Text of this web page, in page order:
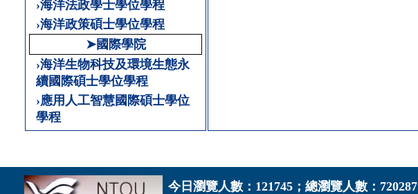
›海洋法政學士學位學程
›海洋政策碩士學位學程
➤國際學院
›海洋生物科技及環境生態永
續國際碩士學位學程
›應用人工智慧國際碩士學位
學程
今日瀏覽人數：121745；總瀏覽人數：720287